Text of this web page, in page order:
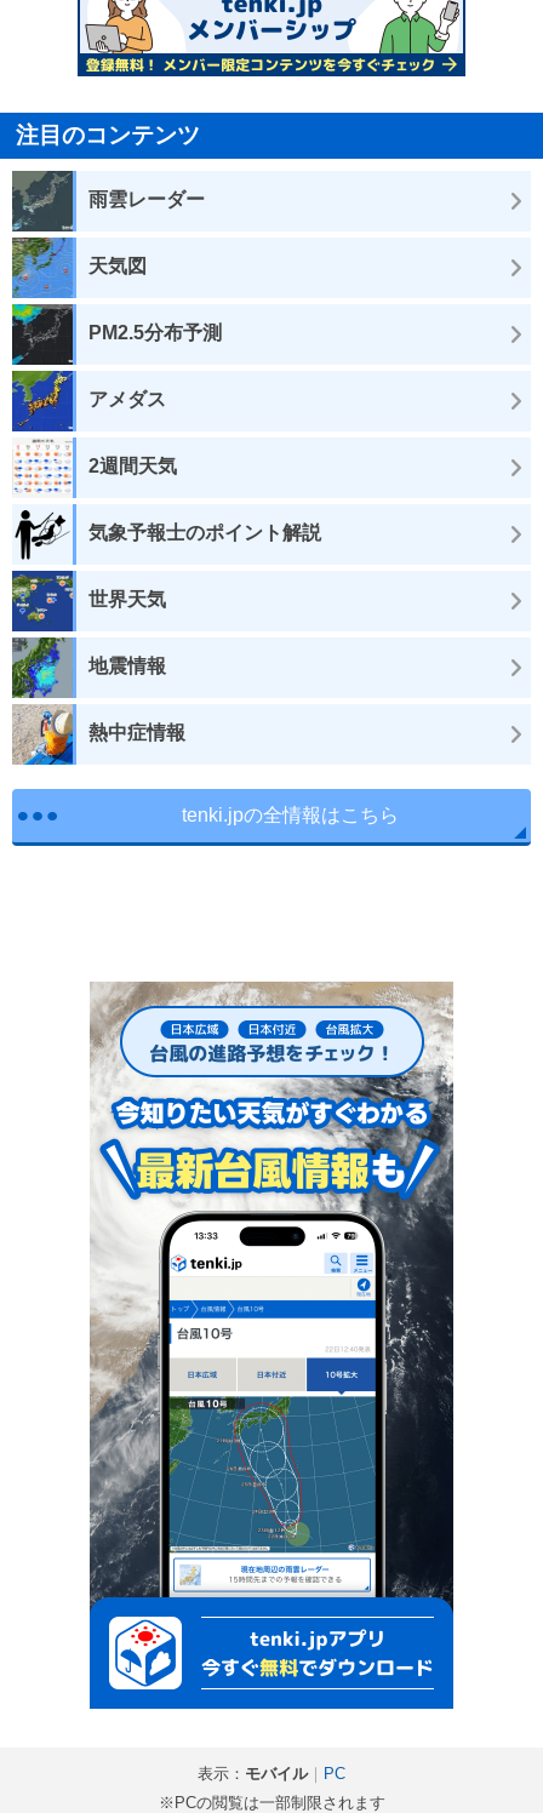
注目のコンテンツ
雨雲レーダー
天気図
PM2.5分布予測
アメダス
2週間天気
気象予報士のポイント解説
世界天気
地震情報
熱中症情報
tenki.jpの全情報はこちら
表示： モバイル｜
PC
※PCの閲覧は一部制限されます